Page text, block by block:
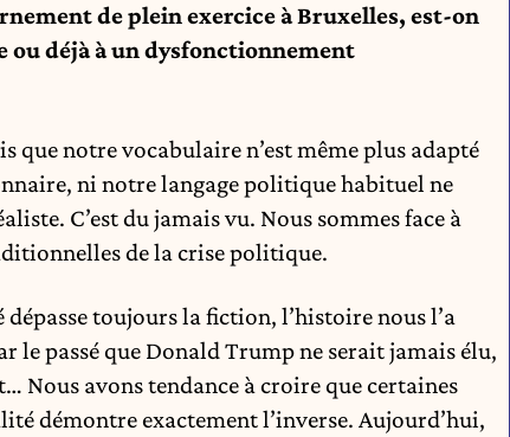
de plein exercice à Bruxelles, est-on
ou déjà à un dysfonctionnement
que notre vocabulaire n’est même plus adapté
ni notre langage politique habituel ne
C’est du jamais vu. Nous sommes face à
de la crise politique.
toujours la fiction, l’histoire nous l’a
le passé que Donald Trump ne serait jamais élu,
Nous avons tendance à croire que certaines
démontre exactement l’inverse. Aujourd’hui,